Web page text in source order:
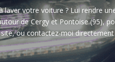
laver votre voiture ? Lui rendre
de Cergy et Pontoise (95),
ou contactez-moi directement